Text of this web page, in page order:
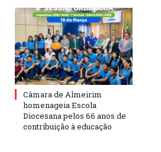
Câmara de Almeirim
homenageia Escola
Diocesana pelos 66 anos de
contribuição à educação